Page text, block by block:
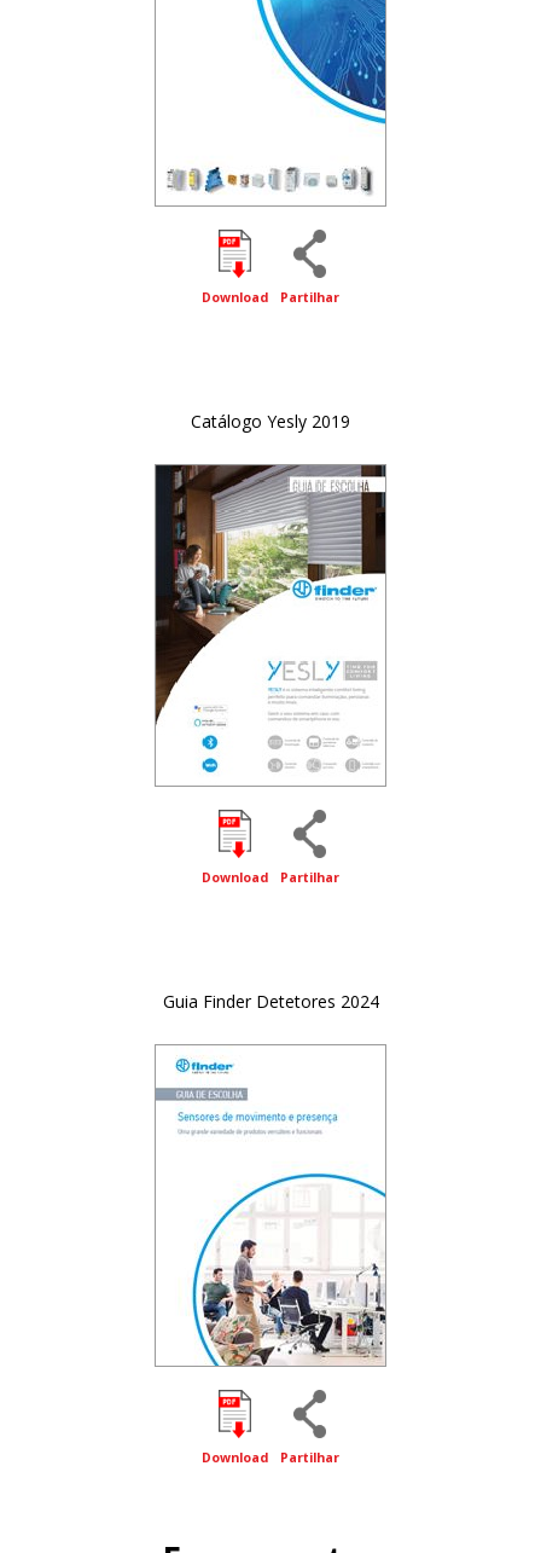
Download Partilhar
Catálogo Yesly 2019
Download Partilhar
Guia Finder Detetores 2024
Download Partilhar